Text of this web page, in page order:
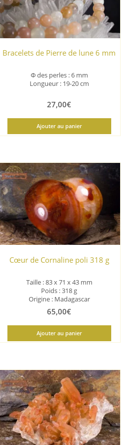
Bracelets de Pierre de lune 6 mm
Φdes perles : 6 mm
Longueur : 19-20 cm
27,00€
Ajouter au panier
Cœur de Cornaline poli 318 g
Taille : 83 x 71 x 43 mm
Poids : 318 g
Origine : Madagascar
65,00€
Ajouter au panier